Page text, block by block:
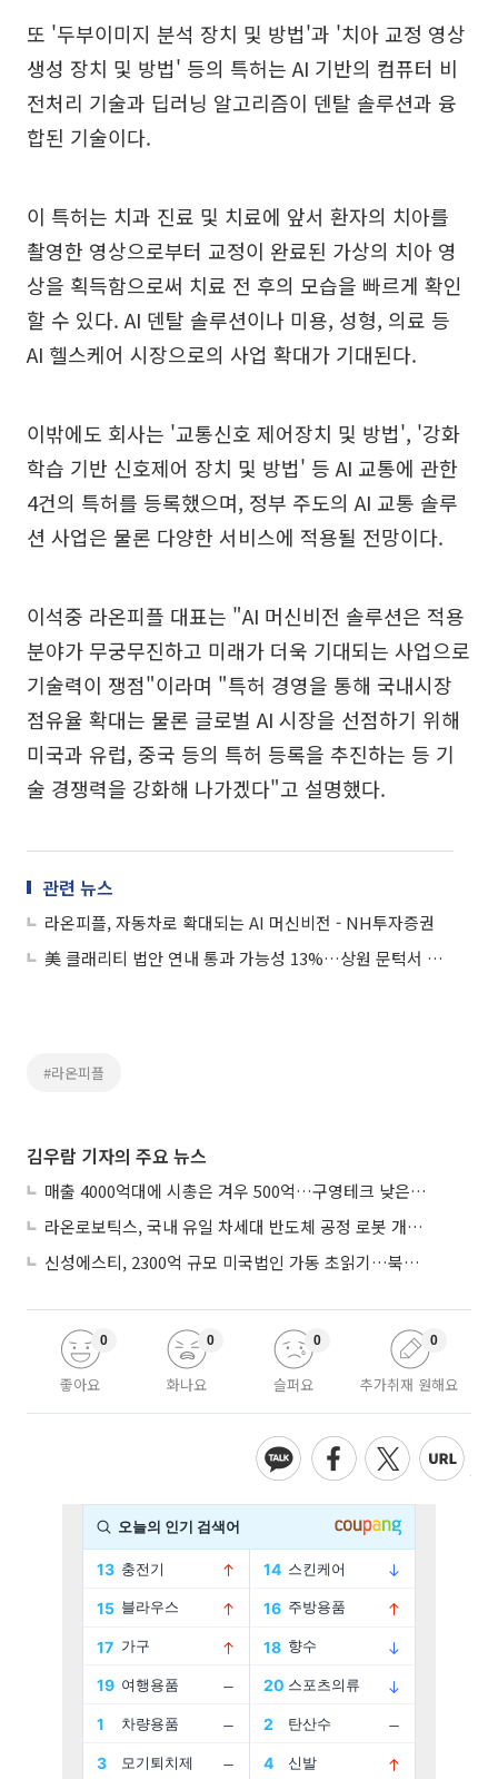
또 '두부이미지 분석 장치 및 방법'과 '치아 교정 영상
생성 장치 및 방법' 등의 특허는 AI 기반의 컴퓨터 비
전처리 기술과 딥러닝 알고리즘이 덴탈 솔루션과 융
합된 기술이다.
이 특허는 치과 진료 및 치료에 앞서 환자의 치아를
촬영한 영상으로부터 교정이 완료된 가상의 치아 영
상을 획득함으로써 치료 전 후의 모습을 빠르게 확인
할 수 있다. AI 덴탈 솔루션이나 미용, 성형, 의료 등
AI 헬스케어 시장으로의 사업 확대가 기대된다.
이밖에도 회사는 '교통신호 제어장치 및 방법', '강화
학습 기반 신호제어 장치 및 방법' 등 AI 교통에 관한
4건의 특허를 등록했으며, 정부 주도의 AI 교통 솔루
션 사업은 물론 다양한 서비스에 적용될 전망이다.
이석중 라온피플 대표는 "AI 머신비전 솔루션은 적용
분야가 무궁무진하고 미래가 더욱 기대되는 사업으로
기술력이 쟁점"이라며 "특허 경영을 통해 국내시장
점유율 확대는 물론 글로벌 AI 시장을 선점하기 위해
미국과 유럽, 중국 등의 특허 등록을 추진하는 등 기
술 경쟁력을 강화해 나가겠다"고 설명했다.
관련 뉴스
라온피플, 자동차로 확대되는 AI 머신비전 - NH투자증권
美 클래리티 법안 연내 통과 가능성 13%…상원 문턱서 제동
#라온피플
김우람 기자의 주요 뉴스
매출 4000억대에 시총은 겨우 500억…구영테크 낮은 몸값에 저가 승계 마무리
라온로보틱스, 국내 유일 차세대 반도체 공정 로봇 개발 ‘고객사 테스트 진행’
신성에스티, 2300억 규모 미국법인 가동 초읽기…북미 ESS 공략 본격화
좋아요
0
화나요
0
슬퍼요
0
추가취재 원해요
0